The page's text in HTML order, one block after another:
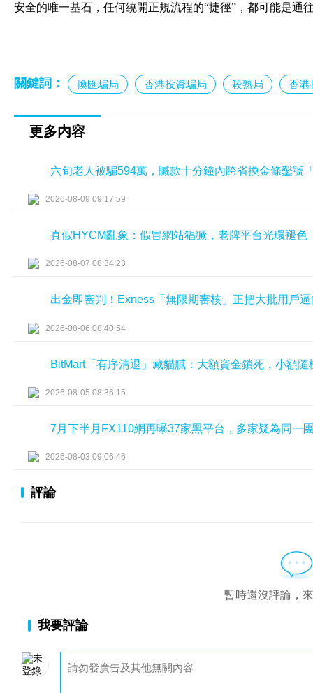
安全的唯一基石，任何繞開正規流程的“捷徑”，都可能是通
關鍵詞： 換匯騙局 香港投資騙局 殺熟局 香港
更多内容
六旬老人被騙594萬，贓款十分鐘內跨省換金條鑿號
2026-08-09 09:17:59
真假HYCM亂象：假冒網站猖獗，老牌平台光環褪色
2026-08-07 08:34:23
出金即審判！Exness「無限期審核」正把大批用戶
2026-08-06 08:40:54
BitMart「有序清退」藏貓膩：大額資金鎖死，小額隨
2026-08-05 08:36:15
7月下半月FX110網再曝37家黑平台，多家疑為同一
2026-08-03 09:06:46
評論
暫時還沒評論，
我要評論